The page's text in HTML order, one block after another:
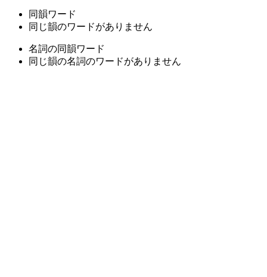
同韻ワード
同じ韻のワードがありません
名詞の同韻ワード
同じ韻の名詞のワードがありません